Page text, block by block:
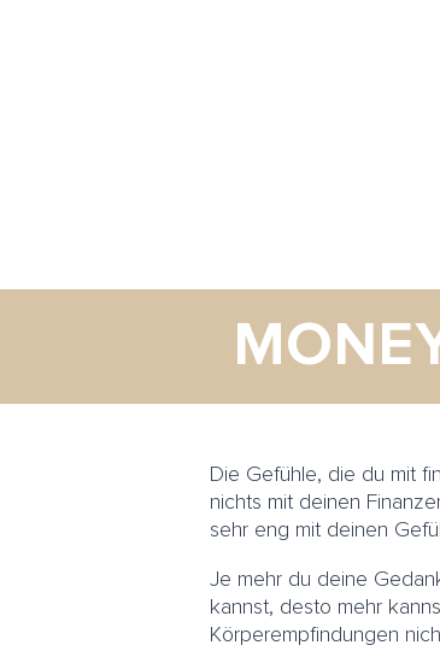
Die Gefühle, die du mit
nichts mit deinen
sehr eng mit deinen
Je mehr du deine
kannst, desto mehr
Körperempfindungen